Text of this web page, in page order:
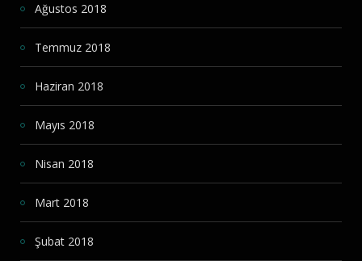
Ağustos 2018
Temmuz 2018
Haziran 2018
Mayıs 2018
Nisan 2018
Mart 2018
Şubat 2018